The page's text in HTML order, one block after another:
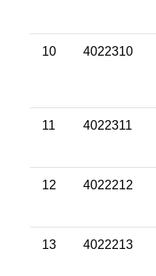
10 4022310
11 4022311
12 4022212
13 4022213